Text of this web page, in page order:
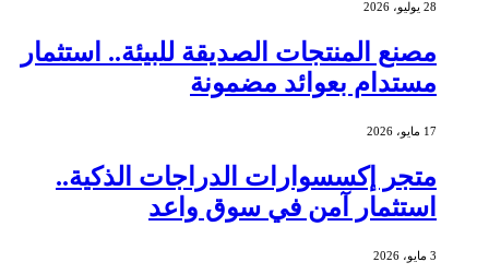
28 يوليو، 2026
مصنع المنتجات الصديقة للبيئة.. استثمار
مستدام بعوائد مضمونة
17 مايو، 2026
متجر إكسسوارات الدراجات الذكية..
استثمار آمن في سوق واعد
3 مايو، 2026